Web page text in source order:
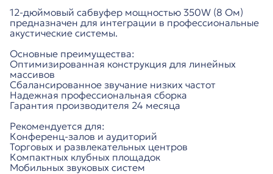
12-дюймовый сабвуфер мощностью 350W (8 Ом)
предназначен для интеграции в профессиональные
акустические системы.
Основные преимущества:
Оптимизированная конструкция для линейных
массивов
Сбалансированное звучание низких частот
Надежная профессиональная сборка
Гарантия производителя 24 месяца
Рекомендуется для:
Конференц-залов и аудиторий
Торговых и развлекательных центров
Компактных клубных площадок
Мобильных звуковых систем